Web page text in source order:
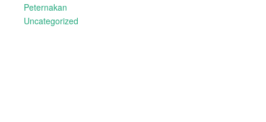
Peternakan
Uncategorized